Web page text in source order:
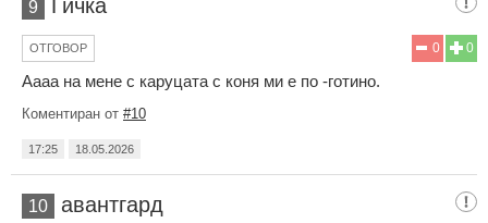
9 Гичка
0
0
ОТГОВОР
Аааа на мене с каруцата с коня ми е по -готино.
Коментиран от #10
17:25 18.05.2026
10 авантгард